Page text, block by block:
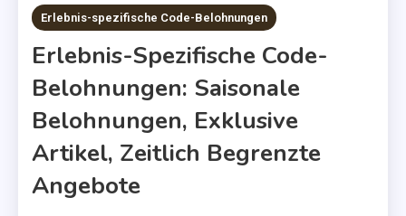
Erlebnis-spezifische Code-Belohnungen
Erlebnis-Spezifische Code-
Belohnungen: Saisonale
Belohnungen, Exklusive
Artikel, Zeitlich Begrenzte
Angebote